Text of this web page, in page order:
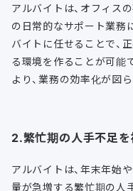
アルバイトは、 オフィス
の日常的なサポート業務
バイトに任せることで、
る環境を作ることが可能
より、業務の効率化が図
2.繁忙期の人手不足
アルバイトは、 年末年始
量が急増する繁忙期の人